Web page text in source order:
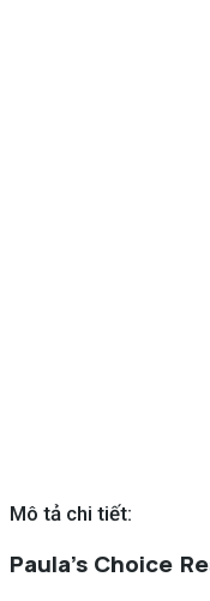
Mô tả chi tiết:
Paula’s Choice